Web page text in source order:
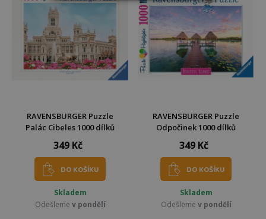
RAVENSBURGER Puzzle
Palác Cibeles 1000 dílků
349 Kč
DO KOŠÍKU
Skladem
Odešleme v pondělí
RAVENSBURGER Puzzle
Odpočinek 1000 dílků
349 Kč
DO KOŠÍKU
Skladem
Odešleme v pondělí